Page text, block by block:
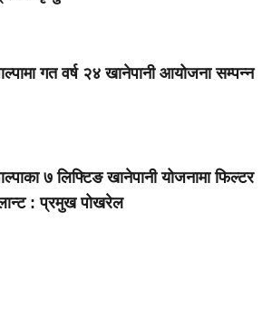
गत वर्ष २४ खानेपानी आयोजना सम्पन्न
७ लिफ्टिङ खानेपानी योजनामा फिल्टर
: प्रमुख पोखरेल